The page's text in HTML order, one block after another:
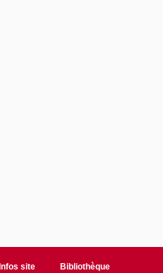
Infos site Bibliothèque